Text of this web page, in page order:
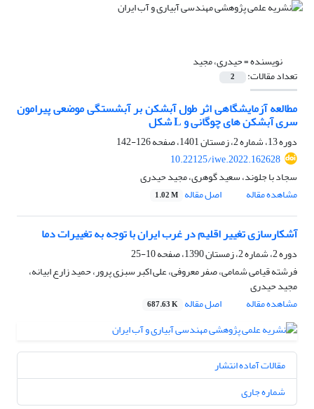
نویسنده =حیدری، مجید
تعداد مقالات: 2
مطالعه آزمایشگاهی اثر طول آبشکن بر آبشستگی موضعی پیرامون
سری آبشکن های چوگانی و L شکل
دوره 13، شماره 2، زمستان 1401، صفحه
126-142
10.22125/iwe.2022.162628
سجاد با جلوند، سعید گوهری، مجید حیدری
مشاهده مقاله
اصل مقاله 1.02 M
آشکارسازی تغییر اقلیم در غرب ایران با توجه به تغییرات دما
دوره 2، شماره 2، زمستان 1390، صفحه
10-25
فرشته قیامی شمامی، صفر معروفی، علی اکبر سبزی پرور، حمید زارع ابیانه،
مجید حیدری
مشاهده مقاله
اصل مقاله 687.63 K
مقالات آماده انتشار
شماره جاری